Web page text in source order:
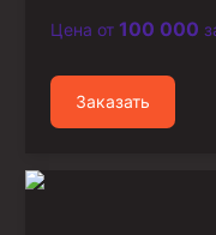
Цена от 100 000
Заказать